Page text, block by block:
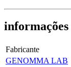
informações
Fabricante
GENOMMA LAB